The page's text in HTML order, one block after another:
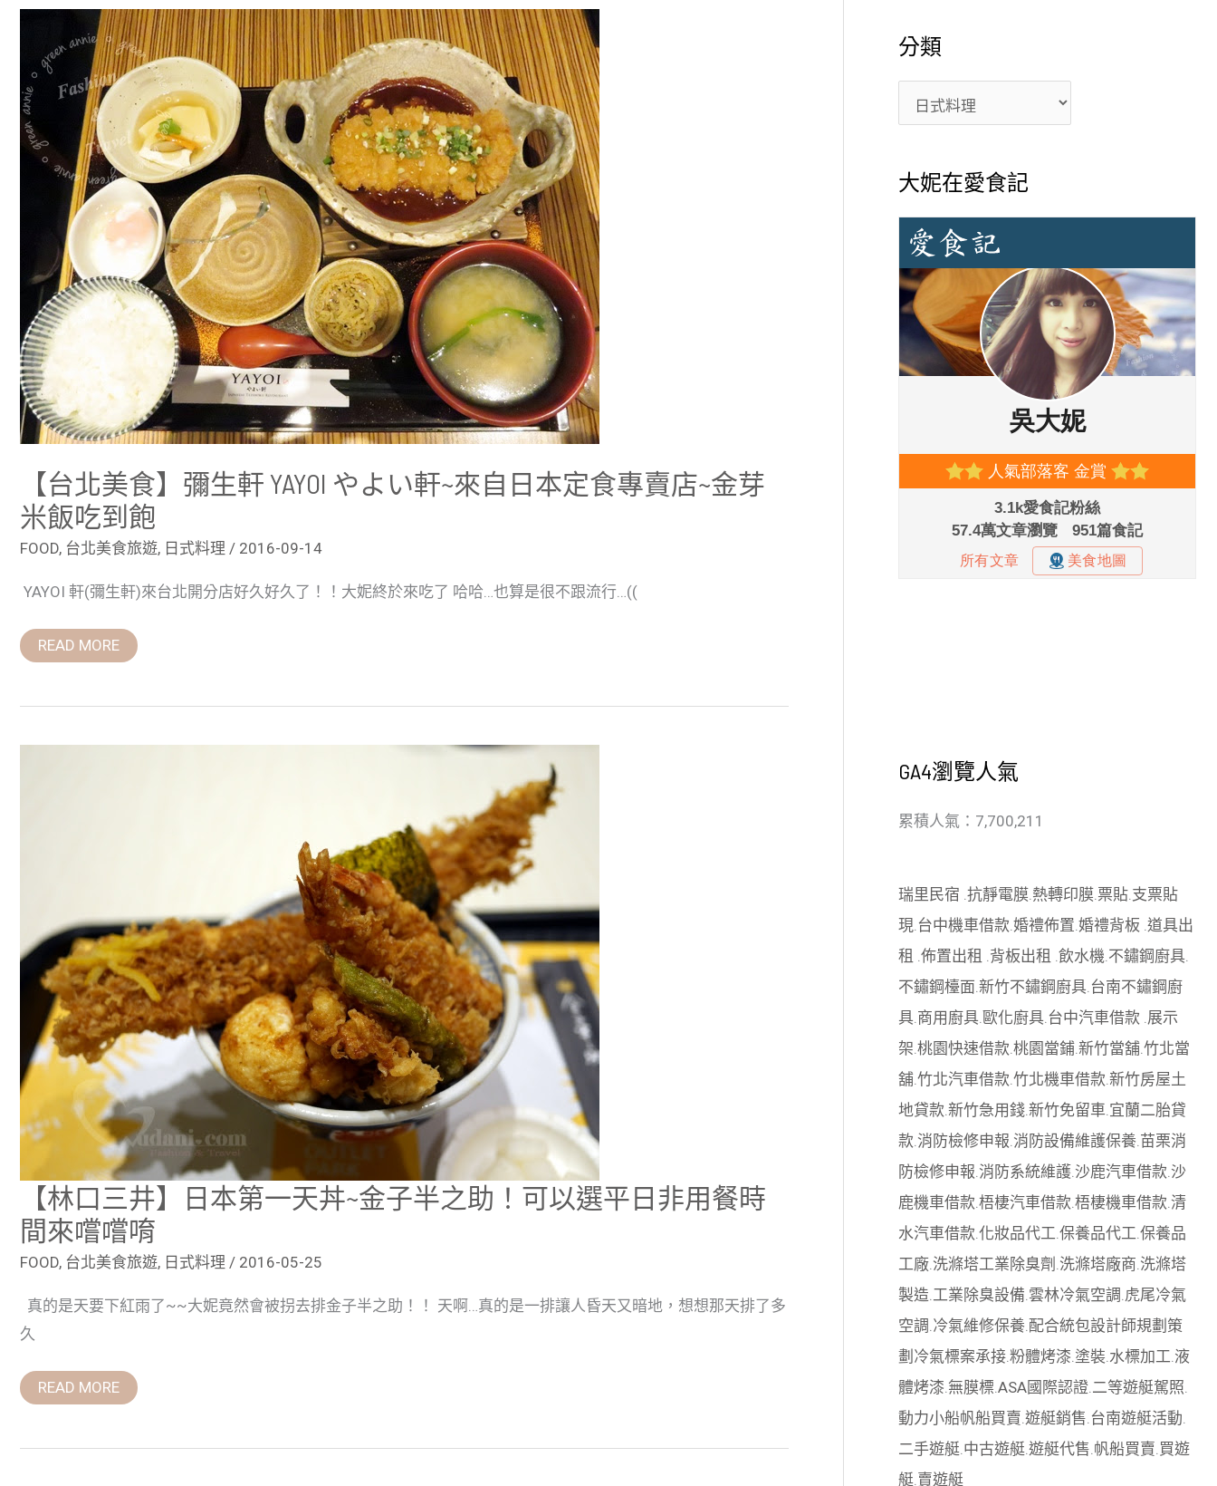
【台北美食】彌生軒 YAYOI やよい軒~來自日本定食專賣店~金芽
米飯吃到飽
FOOD, 台北美食旅遊, 日式料理 / 2016-09-14
YAYOI 軒(彌生軒)來台北開分店好久好久了！！大妮終於來吃了 哈哈…也算是很不跟流行…((
【台
食】
彌
や
よ
い
定
食
專
賣
店
~
金
芽
米
飯
吃
到
READ MORE
【林口三井】日本第一天丼~金子半之助！可以選平日非用餐時
間來嚐嚐唷
FOOD, 台北美食旅遊, 日式料理 / 2016-05-25
真的是天要下紅雨了~~大妮竟然會被拐去排金子半之助！！ 天啊…真的是一排讓人昏天又暗地，想想那天排了多
久
子
半
之
助！
可
以
選
平
日
非
時
間
嚐
唷
READ MORE
分類
大妮在愛食記
GA4瀏覽人氣
累積人氣：7,700,211
瑞里民宿 .抗靜電膜.熱轉印膜.票貼.支票貼
現.台中機車借款.婚禮佈置.婚禮背板 .道具出
租 .佈置出租 .背板出租 .飲水機.不鏽鋼廚具.
不鏽鋼檯面.新竹不鏽鋼廚具.台南不鏽鋼廚
具.商用廚具.歐化廚具.台中汽車借款 .展示
架.桃園快速借款.桃園當鋪.新竹當舖.竹北當
舖.竹北汽車借款.竹北機車借款.新竹房屋土
地貸款.新竹急用錢.新竹免留車.宜蘭二胎貸
款.消防檢修申報.消防設備維護保養.苗栗消
防檢修申報.消防系統維護.沙鹿汽車借款.沙
鹿機車借款.梧棲汽車借款.梧棲機車借款.清
水汽車借款.化妝品代工.保養品代工.保養品
工廠.洗滌塔工業除臭劑 .洗滌塔廠商.洗滌塔
製造.工業除臭設備.雲林冷氣空調.虎尾冷氣
空調.冷氣維修保養.配合統包設計師規劃策
劃 冷氣標案承接.粉體烤漆.塗裝.水標加工.液
體烤漆.無膜標.ASA國際認證.二等遊艇駕照.
動力小船帆船買賣.遊艇銷售.台南遊艇活動.
二手遊艇.中古遊艇.遊艇代售.帆船買賣.買遊
艇.賣遊艇